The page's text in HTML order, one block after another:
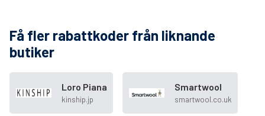
Få fler rabattkoder från liknande
butiker
Loro Piana
kinship.jp
Smartwool
smartwool.co.uk